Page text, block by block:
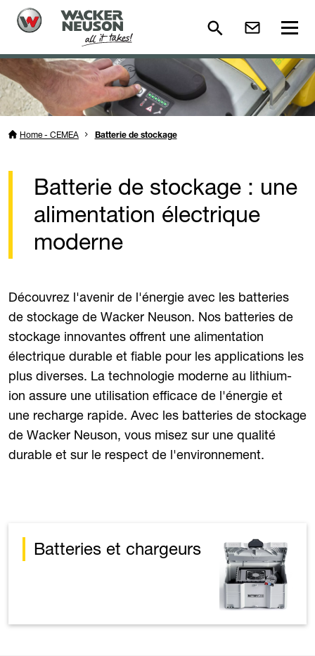
Home - CEMEA Batterie de stockage
Batterie de stockage : une
alimentation électrique
moderne
Découvrez l'avenir de l'énergie avec les batteries
de stockage de Wacker Neuson. Nos batteries de
stockage innovantes offrent une alimentation
électrique durable et fiable pour les applications les
plus diverses. La technologie moderne au lithium-
ion assure une utilisation efficace de l'énergie et
une recharge rapide. Avec les batteries de stockage
de Wacker Neuson, vous misez sur une qualité
durable et sur le respect de l'environnement.
Batteries et chargeurs